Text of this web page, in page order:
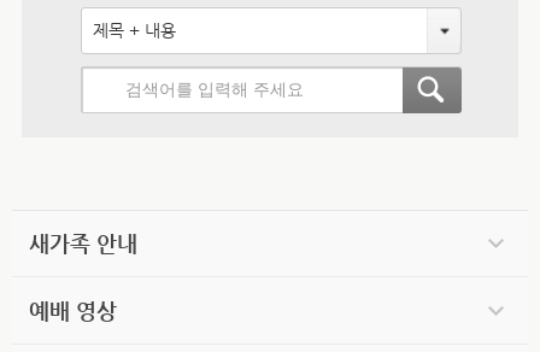
제목 + 내용
새가족 안내
예배 영상